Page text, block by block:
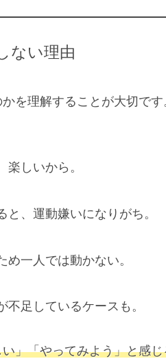
ない理由
を理解することが大切です
しいから。
、運動嫌いになりがち。
一人では動かない。
足しているケースも。
」「やってみよう」と感